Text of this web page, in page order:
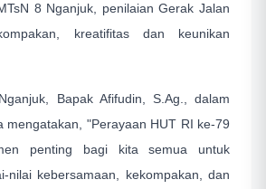
8 Nganjuk, penilaian Gerak Jalan
kreatifitas dan keunikan
Bapak Afifudin, S.Ag., dalam
mengatakan, "Perayaan HUT RI ke-79
penting bagi kita semua untuk
nilai kebersamaan, kekompakan, dan